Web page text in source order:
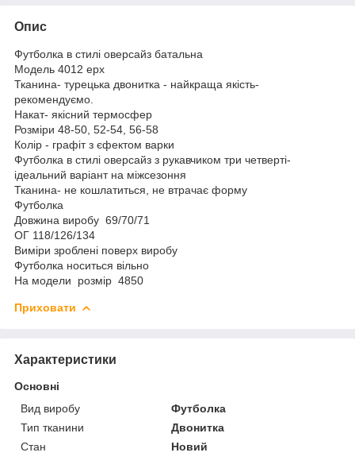
Опис
Футболка в стилі оверсайз батальна
Модель 4012 ерх
Тканина- турецька двонитка - найкраща якість-
рекомендуємо.
Накат- якісний термосфер
Розміри 48-50, 52-54, 56-58
Колір - графіт з єфектом варки
Футболка в стилі оверсайз з рукавчиком три четверті-
ідеальний варіант на міжсезоння
Тканина- не кошлатиться, не втрачає форму
Футболка
Довжина виробу 69/70/71
ОГ 118/126/134
Виміри зроблені поверх виробу
Футболка носиться вільно
На модели розмір 4850
Приховати
Характеристики
Основні
Вид виробу
Футболка
Тип тканини
Двонитка
Стан
Новий